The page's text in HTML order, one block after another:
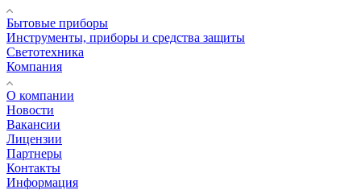
Бытовые приборы
Инструменты, приборы и средства защиты
Светотехника
Компания
О компании
Новости
Вакансии
Лицензии
Партнеры
Контакты
Информация